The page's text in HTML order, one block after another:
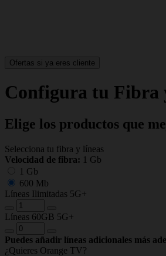
Ofertas si ya eres cliente
Configura tu Fibra
Elige los productos que
Selecciona tu fibra y líneas
Velocidad de fibra: 1 Gb
1 Gb
600 Mb
Líneas Ilimitadas 5G+
Líneas 60GB 5G+
Puedes añadir líneas adicionales más
¿Quieres Orange TV?